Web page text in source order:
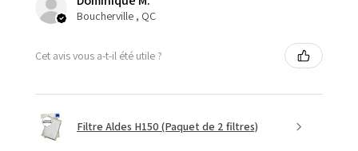
Boucherville , QC
Cet avis vous a-t-il été utile ?
Filtre Aldes H150 (Paquet de 2 filtres)